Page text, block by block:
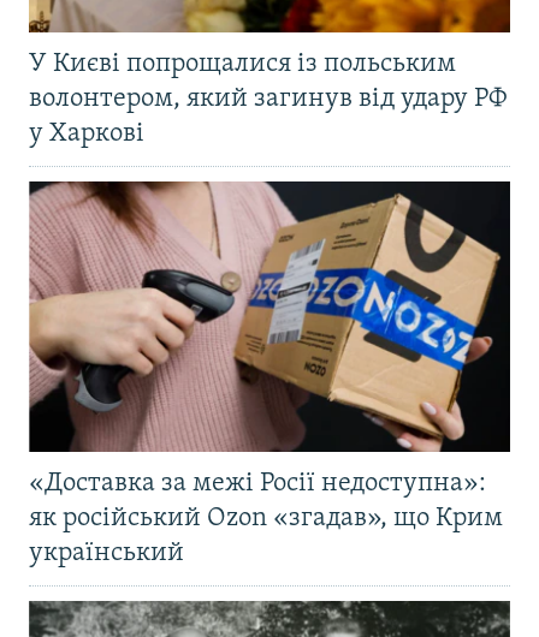
У Києві попрощалися із польським
волонтером, який загинув від удару РФ
у Харкові
«Доставка за межі Росії недоступна»:
як російський Ozon «згадав», що Крим
український